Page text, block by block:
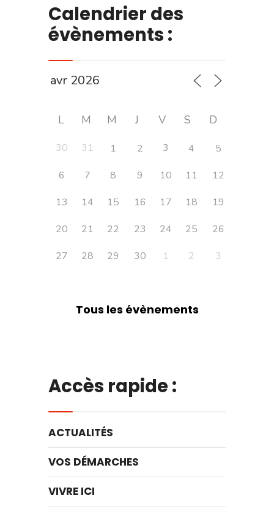
Calendrier des
évènements :
L M M J V S D
30 31 1 2 3 4
5
6
7 8 9 10 11
12
13
14 15 16 17 18
19
20
21 22 23 24 25
26
27
28 29 30 1 2 3
Tous les évènements
Accès rapide :
ACTUALITÉS
VOS DÉMARCHES
VIVRE ICI